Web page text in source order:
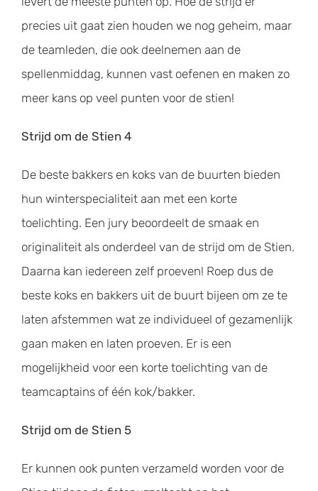
precies uit gaat zien houden we nog geheim, maar
de teamleden, die ook deelnemen aan de
spellenmiddag, kunnen vast oefenen en maken zo
meer kans op veel punten voor de stien!
Strijd om de Stien 4
De beste bakkers en koks van de buurten bieden
hun winterspecialiteit aan met een korte
toelichting. Een jury beoordeelt de smaak en
originaliteit als onderdeel van de strijd om de Stien.
Daarna kan iedereen zelf proeven! Roep dus de
beste koks en bakkers uit de buurt bijeen om ze te
laten afstemmen wat ze individueel of gezamenlijk
gaan maken en laten proeven. Er is een
mogelijkheid voor een korte toelichting van de
teamcaptains of één kok/bakker.
Strijd om de Stien 5
Er kunnen ook punten verzameld worden voor de